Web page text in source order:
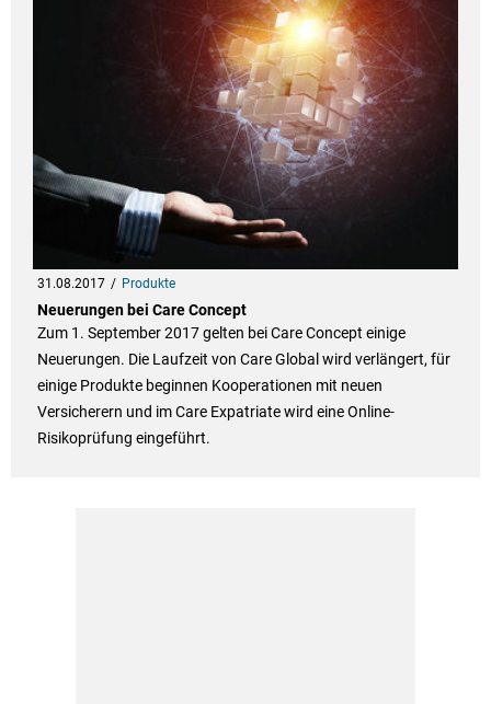
31.08.2017 Produkte
Neuerungen bei Care Concept
Zum 1. September 2017 gelten bei Care Concept einige
Neuerungen. Die Laufzeit von Care Global wird verlängert, für
einige Produkte beginnen Kooperationen mit neuen
Versicherern und im Care Expatriate wird eine Online-
Risikoprüfung eingeführt.